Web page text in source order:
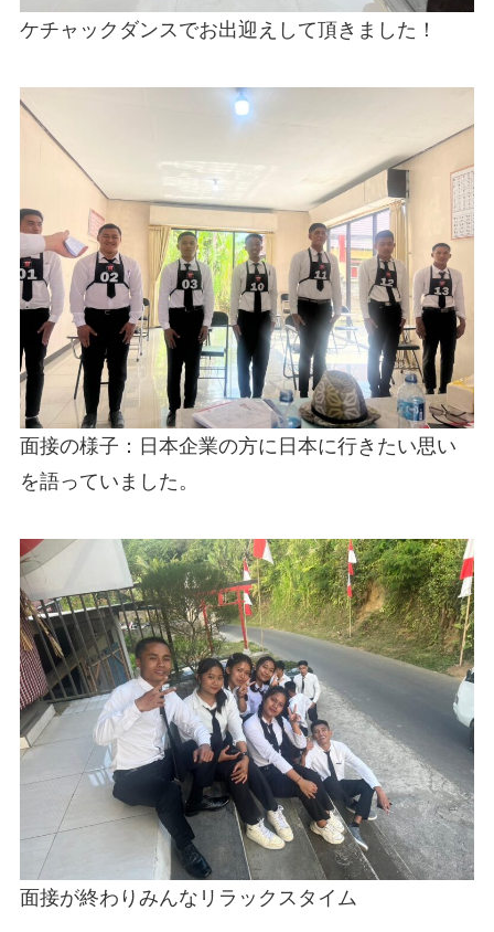
ケチャックダンスでお出迎えして頂きました！
面接の様子：日本企業の方に日本に行きたい思い
を語っていました。
面接が終わりみんなリラックスタイム